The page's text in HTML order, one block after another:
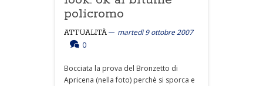
policromo
ATTUALITÀ
martedì 9 ottobre 2007
0
Bocciata la prova del Bronzetto di
Apricena (nella foto) perchè si sporca e